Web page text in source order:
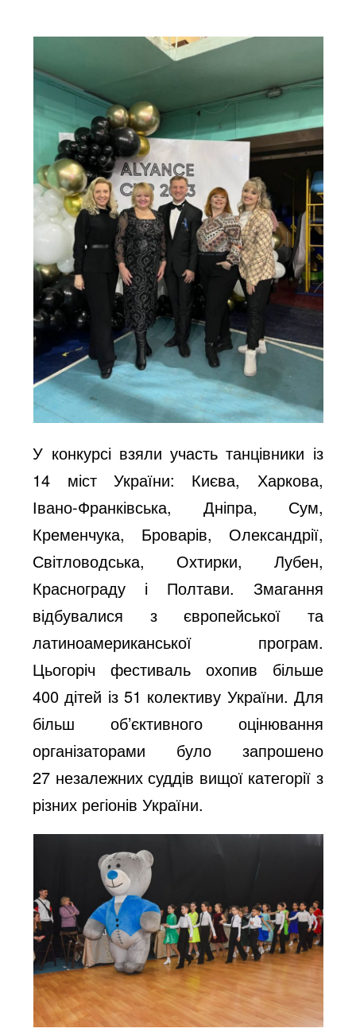
У конкурсі взяли участь танцівники із
14 міст України: Києва, Харкова,
Івано-Франківська, Дніпра, Сум,
Кременчука, Броварів, Олександрії,
Світловодська, Охтирки, Лубен,
Краснограду і Полтави. Змагання
відбувалися з європейської та
латиноамериканської програм.
Цьогоріч фестиваль охопив більше
400 дітей із 51 колективу України. Для
більш об’єктивного оцінювання
організаторами було запрошено
27 незалежних суддів вищої категорії з
різних регіонів України.